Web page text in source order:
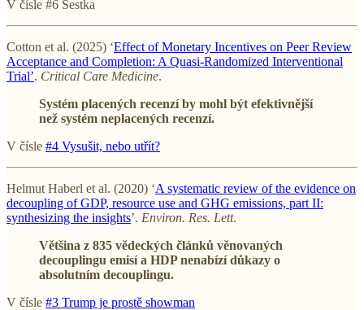
V čísle #6 Šestka
Cotton et al. (2025) ‘Effect of Monetary Incentives on Peer Review
Acceptance and Completion: A Quasi-Randomized Interventional
Trial’. Critical Care Medicine.
Systém placených recenzí by mohl být efektivnější
než systém neplacených recenzí.
V čísle #4 Vysušit, nebo utřít?
Helmut Haberl et al. (2020) ‘A systematic review of the evidence on
decoupling of GDP, resource use and GHG emissions, part II:
synthesizing the insights’. Environ. Res. Lett.
Většina z 835 vědeckých článků věnovaných
decouplingu emisí a HDP nenabízí důkazy o
absolutním decouplingu.
V čísle #3 Trump je prostě showman